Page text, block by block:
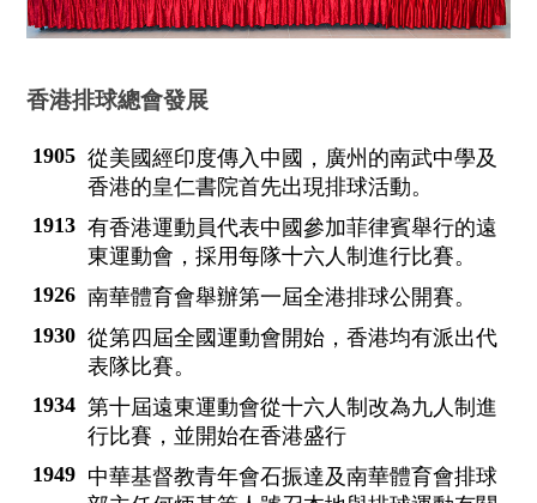
香港排球總會發展
1905 從美國經印度傳入中國，廣州的南武中學及
香港的皇仁書院首先出現排球活動。
1913 有香港運動員代表中國參加菲律賓舉行的遠
東運動會，採用每隊十六人制進行比賽。
1926 南華體育會舉辦第一屆全港排球公開賽。
1930 從第四屆全國運動會開始，香港均有派出代
表隊比賽。
1934 第十屆遠東運動會從十六人制改為九人制進
行比賽，並開始在香港盛行
1949 中華基督教青年會石振達及南華體育會排球